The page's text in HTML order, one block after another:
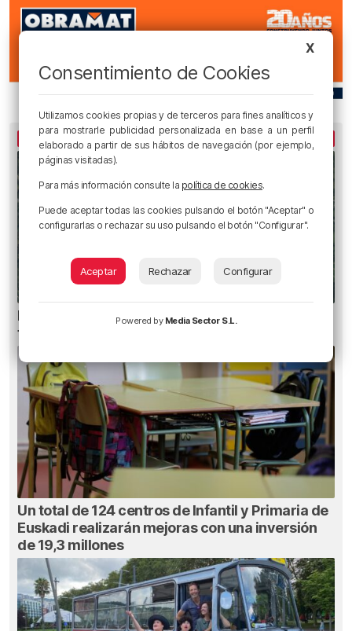
LO MÁS LEÍDO
Heridas dos personas en un accidente entre
tres vehículos en la A8 en Muskiz
Un total de 124 centros de Infantil y Primaria de
Euskadi realizarán mejoras con una inversión
de 19,3 millones
X
Consentimiento de Cookies
Utilizamos cookies propias y de terceros para fines analíticos y
para mostrarle publicidad personalizada en base a un perfil
elaborado a partir de sus hábitos de navegación (por ejemplo,
páginas visitadas).
Para más información consulte la política de cookies.
Puede aceptar todas las cookies pulsando el botón "Aceptar" o
configurarlas o rechazar su uso pulsando el botón "Configurar".
Aceptar Rechazar Configurar
Powered by Media Sector S.L.